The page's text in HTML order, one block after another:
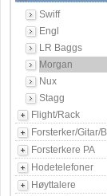
Swiff
Engl
LR Baggs
Morgan
Nux
Stagg
Flight/Rack
Forsterker/Gitar/
Forsterkere PA
Hodetelefoner
Høyttalere